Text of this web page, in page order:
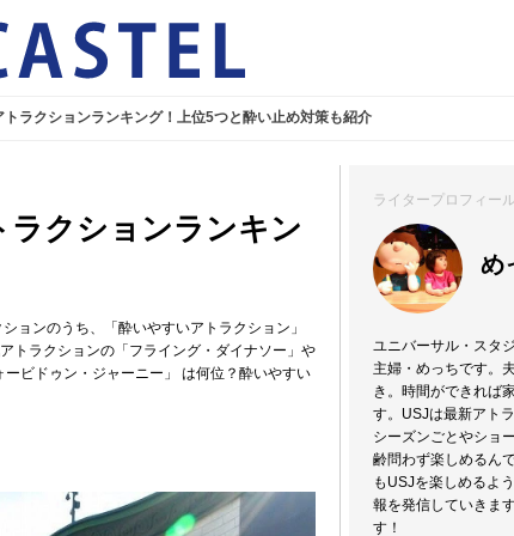
ラクションランキング！上位5つと酔い止め対策も紹介
クションランキン
ョンのうち、「酔いやすいアトラクション」
トラクションの「フライング・ダイナソー」や
ビドゥン・ジャーニー」 は何位？酔いやすい
ライタープロフィー
め
ユニバーサル・スタ
主婦・めっちです。
き。時間ができれば
す。USJは最新アト
シーズンごとやショ
齢問わず楽しめるん
もUSJを楽しめるよ
報を発信していきま
す！